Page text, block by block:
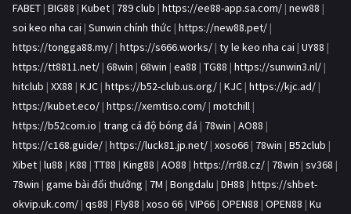
FABET | BIG88 | Kubet | 789 club | https://ee88-app.sa.com/ | new88 |
soi keo nha cai | Sunwin chính thức | https://new88.pet/ |
https://tongga88.my/ | https://s666.works/ | ty le keo nha cai | UY88 |
https://tt8811.net/ | 68win | 68win | ea88 | TG88 | https://sunwin3.nl/ |
hitclub | XX88 | KJC | https://b52-club.us.org/ | KJC | https://kjc.ad/ |
https://kubet.eco/ | https://xemtiso.com/ | motchill |
https://b52com.io | trang cá độ bóng đá | 78win | AO88 |
https://c168.guide/ | https://luck81.jp.net/ | xoso66 | 78win | B52club |
Xibet | lu88 | K88 | TT88 | King88 | AO88 | https://rr88.cz/ | 78win | sv368 |
78win | game bài đổi thưởng | 7M | Bongdalu | DH88 | https://shbet-
okvip.uk.com/ | qs88 | Fly88 | xoso 66 | VIP66 | OPEN88 | OPEN88 | Ku